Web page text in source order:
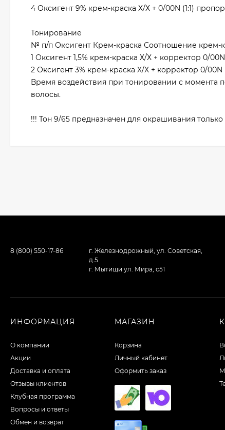
4 Оксигент 9% крем-краска Х/Х + 0/00N (1:1)
Тонирование
№ п/п Оксигент Крем-краска Соотношение крем-
1 Оксигент 1,5% крем-краска Х/Х + корректор 0/
2 Оксигент 3% крем-краска Х/Х + корректор 0/00N
Время воздействия при тонировании с момента
волосы.
!!! Тон 9/65 предназначен для окрашивания только
8 (800) 550-17-86
г. Железнодрожный, ул. Советская,
д.5
г. Мытищи ул. Мира, с51
ИНФОРМАЦИЯ
О компании
Акции
Доставка и оплата
Отзывы клиентов
Клубная программа
Вопросы и ответы
Обмен и возврат
МАГАЗИН
Корзина
Личный кабинет
Оформить заказ